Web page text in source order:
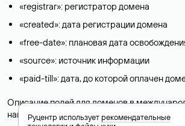
«registrar»: регистратор домена
«created»: дата регистрации домена
«free-date»: плановая дата
«source»: источник информации
«paid-till»: дата, до которой оплачен
Описание полей для доменов в
национальных доменах представлены в
Руцентр используетрекомендательные